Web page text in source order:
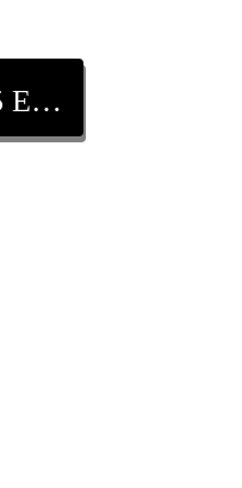
BOEK 34.95 EURO